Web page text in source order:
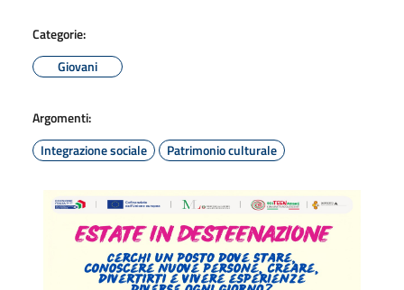
Categorie:
Giovani
Argomenti:
Integrazione sociale
Patrimonio culturale